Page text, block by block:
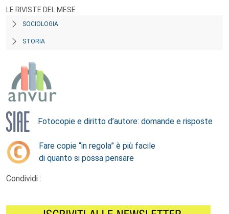
LE RIVISTE DEL MESE
SOCIOLOGIA
STORIA
Fotocopie e diritto d’autore: domande e risposte
Fare copie “in regola” è più facile
di quanto si possa pensare
Condividi :